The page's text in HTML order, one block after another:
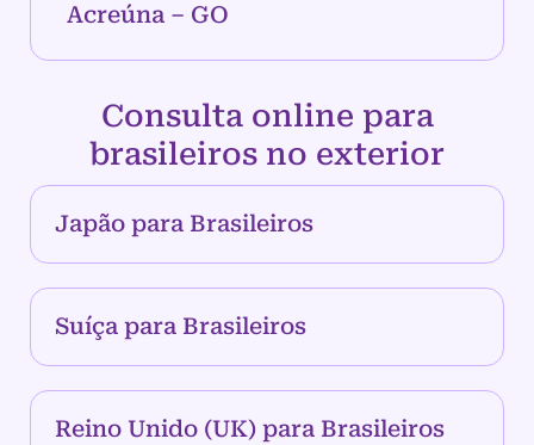
Acreúna – GO
Consulta online para
brasileiros no exterior
Japão para Brasileiros
Suíça para Brasileiros
Reino Unido (UK) para Brasileiros